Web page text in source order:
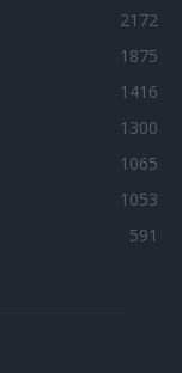
2172
1875
1416
1300
1065
1053
591